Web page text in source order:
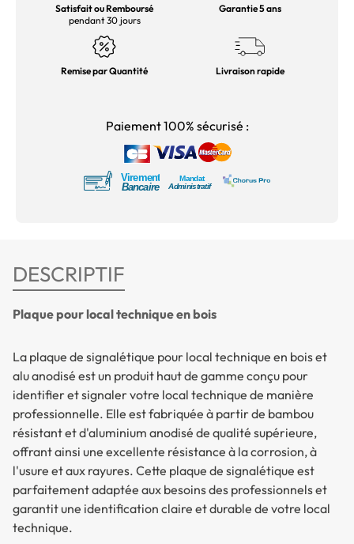
Satisfait ou Remboursé
pendant 30 jours
Garantie 5 ans
Remise par Quantité Livraison rapide
Paiement 100% sécurisé :
DESCRIPTIF
Plaque pour local technique en bois
La plaque de signalétique pour local technique en bois et
alu anodisé est un produit haut de gamme conçu pour
identifier et signaler votre local technique de manière
professionnelle. Elle est fabriquée à partir de bambou
résistant et d'aluminium anodisé de qualité supérieure,
offrant ainsi une excellente résistance à la corrosion, à
l'usure et aux rayures. Cette plaque de signalétique est
parfaitement adaptée aux besoins des professionnels et
garantit une identification claire et durable de votre local
technique.